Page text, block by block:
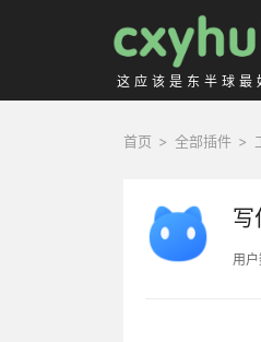
这应该是东半球
首页 > 全部插件 >
写
用